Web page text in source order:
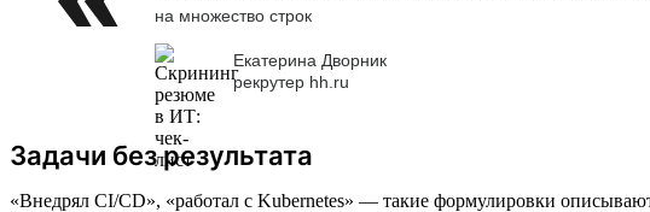
на множество строк
Екатерина Дворник
рекрутер hh.ru
Задачи без результата
«Внедрял CI/CD», «работал с Kubernetes» — такие формулировки